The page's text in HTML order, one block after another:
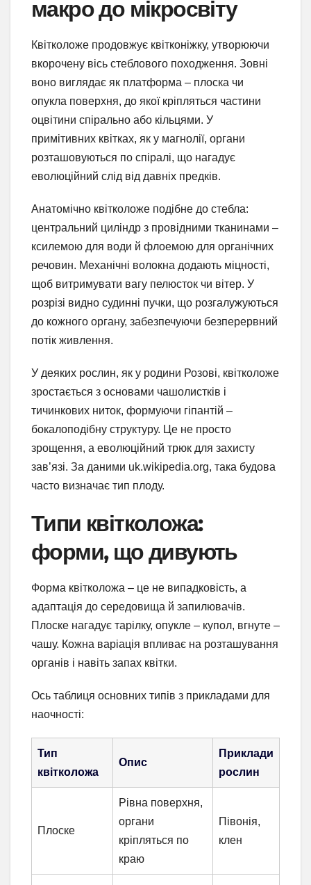
макро до мікросвіту
Квітколоже продовжує квітконіжку, утворюючи
вкорочену вісь стеблового походження. Зовні
воно виглядає як платформа – плоска чи
опукла поверхня, до якої кріпляться частини
оцвітини спірально або кільцями. У
примітивних квітках, як у магнолії, органи
розташовуються по спіралі, що нагадує
еволюційний слід від давніх предків.
Анатомічно квітколоже подібне до стебла:
центральний циліндр з провідними тканинами –
ксилемою для води й флоемою для органічних
речовин. Механічні волокна додають міцності,
щоб витримувати вагу пелюсток чи вітер. У
розрізі видно судинні пучки, що розгалужуються
до кожного органу, забезпечуючи безперервний
потік живлення.
У деяких рослин, як у родини Розові, квітколоже
зростається з основами чашолистків і
тичинкових ниток, формуючи гіпантій –
бокалоподібну структуру. Це не просто
зрощення, а еволюційний трюк для захисту
зав’язі. За даними uk.wikipedia.org, така будова
часто визначає тип плоду.
Типи квітколожа:
форми, що дивують
Форма квітколожа – це не випадковість, а
адаптація до середовища й запилювачів.
Плоске нагадує тарілку, опукле – купол, вгнуте –
чашу. Кожна варіація впливає на розташування
органів і навіть запах квітки.
Ось таблиця основних типів з прикладами для
наочності:
Тип
квітколожа
Опис
Приклади
рослин
Плоске
Рівна поверхня,
органи
кріпляться по
краю
Півонія,
клен